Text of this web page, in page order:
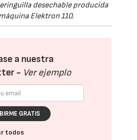
desechable producida
Elektron 110.
a nuestra
- Ver ejemplo
GRATIS
todos